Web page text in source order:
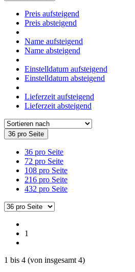
Preis aufsteigend
Preis absteigend
Name aufsteigend
Name absteigend
Einstelldatum aufsteigend
Einstelldatum absteigend
Lieferzeit aufsteigend
Lieferzeit absteigend
36 pro Seite
36 pro Seite
72 pro Seite
108 pro Seite
216 pro Seite
432 pro Seite
1
1 bis 4 (von insgesamt 4)